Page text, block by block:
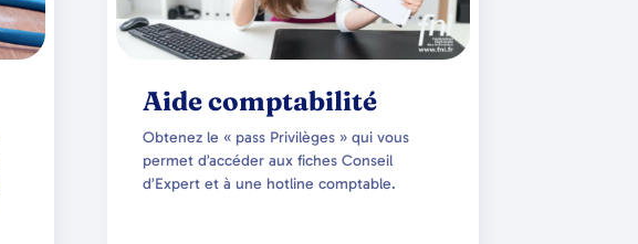
Aide comptabilité
Obtenez le « pass Privilèges » qui vous
permet d’accéder aux fiches Conseil
d’Expert et à une hotline comptable.